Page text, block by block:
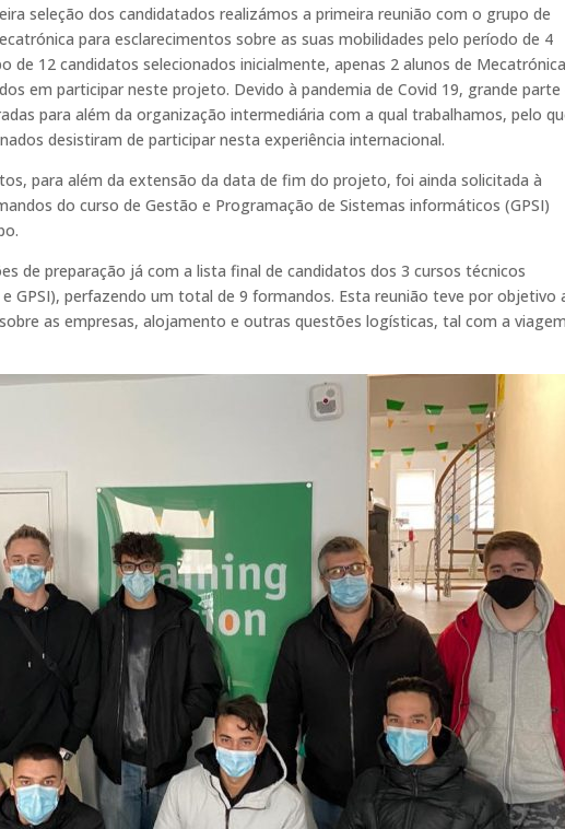
seleção dos candidatados realizámos a primeira reunião com o grupo de
para esclarecimentos sobre as suas mobilidades pelo período de 4
de 12 candidatos selecionados inicialmente, apenas 2 alunos de
em participar neste projeto. Devido à pandemia de Covid 19, grande parte
para além da organização intermediária com a qual trabalhamos, pelo
desistiram de participar nesta experiência internacional.
para além da extensão da data de fim do projeto, foi ainda solicitada à
do curso de Gestão e Programação de Sistemas informáticos (GPSI)
de preparação já com a lista final de candidatos dos 3 cursos técnicos
GPSI), perfazendo um total de 9 formandos. Esta reunião teve por objetivo
as empresas, alojamento e outras questões logísticas, tal com a